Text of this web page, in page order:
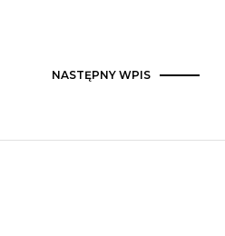
NASTĘPNY WPIS